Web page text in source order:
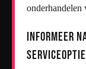
onderhandelen
Informeer